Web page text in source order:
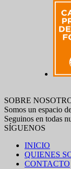
SOBRE
Somos un espacio
Seguinos en todas
SÍGUENOS
INICIO
QUIENES
CONTACTO